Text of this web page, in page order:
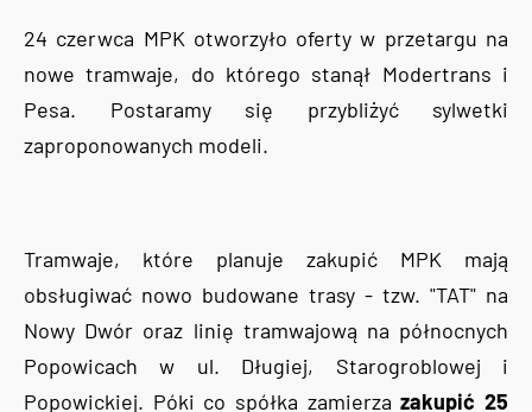
24 czerwca MPK otworzyło oferty w przetargu na
nowe tramwaje, do którego stanął Modertrans i
Pesa. Postaramy się przybliżyć sylwetki
zaproponowanych modeli.
Tramwaje, które planuje zakupić MPK mają
obsługiwać nowo budowane trasy - tzw. "TAT" na
Nowy Dwór oraz linię tramwajową na północnych
Popowicach w ul. Długiej, Starogroblowej i
Popowickiej. Póki co spółka zamierzazakupić 25